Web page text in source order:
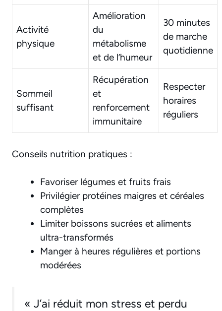
Activité
physique
Amélioration
du
métabolisme
et de l’humeur
30 minutes
de marche
quotidienne
Sommeil
suffisant
Récupération
et
renforcement
immunitaire
Respecter
horaires
réguliers
Conseils nutrition pratiques :
Favoriser légumes et fruits frais
Privilégier protéines maigres et céréales
complètes
Limiter boissons sucrées et aliments
ultra-transformés
Manger à heures régulières et portions
modérées
« J’ai réduit mon stress et perdu